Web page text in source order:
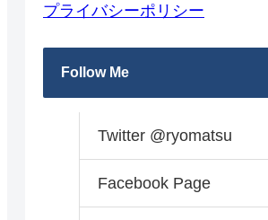
プライバシーポリシー
Follow Me
Twitter @ryomatsu
Facebook Page